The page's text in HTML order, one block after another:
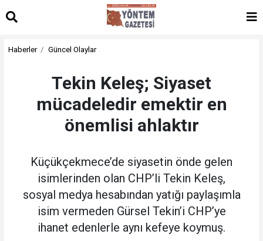
Haberler Güncel Olaylar
Tekin Keleş; Siyaset
mücadeledir emektir en
önemlisi ahlaktır
Küçükçekmece’de siyasetin önde gelen
isimlerinden olan CHP’li Tekin Keleş,
sosyal medya hesabından yatığı paylaşımla
isim vermeden Gürsel Tekin’i CHP’ye
ihanet edenlerle aynı kefeye koymuş.